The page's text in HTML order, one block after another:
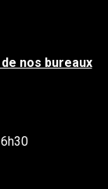
nos bureaux